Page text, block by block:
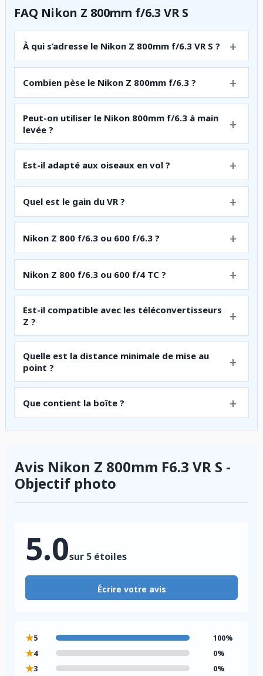
FAQ Nikon Z 800mm f/6.3 VR S
À qui s’adresse le Nikon Z 800mm f/6.3 VR S ?
Combien pèse le Nikon Z 800mm f/6.3 ?
Peut-on utiliser le Nikon 800mm f/6.3 à main
levée ?
Est-il adapté aux oiseaux en vol ?
Quel est le gain du VR ?
Nikon Z 800 f/6.3 ou 600 f/6.3 ?
Nikon Z 800 f/6.3 ou 600 f/4 TC ?
Est-il compatible avec les téléconvertisseurs
Z ?
Quelle est la distance minimale de mise au
point ?
Que contient la boîte ?
Avis Nikon Z 800mm F6.3 VR S -
Objectif photo
5.0sur 5 étoiles
Écrire votre avis
★5 100%
★4 0%
★3 0%